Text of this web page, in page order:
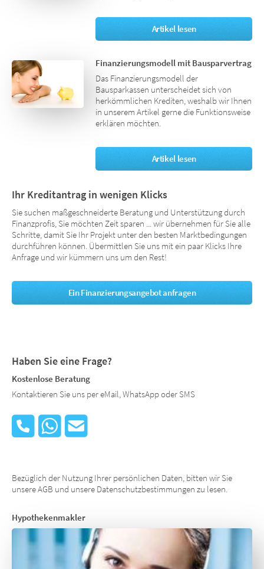
Haben Sie eine Frage?
Kostenlose Beratung
Kontaktieren Sie uns per eMail, WhatsApp oder SMS
Bezüglich der Nutzung Ihrer persönlichen Daten, bitten wir Sie
unsere AGB und unsere Datenschutzbestimmungen zu lesen.
Hypothekenmakler
Artikel lesen
Finanzierungsmodell mit Bausparvertrag
Das Finanzierungsmodell der
Bausparkassen unterscheidet sich von
herkömmlichen Krediten, weshalb wir Ihnen
in unserem Artikel gerne die Funktionsweise
erklären möchten.
Artikel lesen
Ihr Kreditantrag in wenigen Klicks
Sie suchen maßgeschneiderte Beratung und Unterstützung durch
Finanzprofis, Sie möchten Zeit sparen ... wir übernehmen für Sie alle
Schritte, damit Sie Ihr Projekt unter den besten Marktbedingungen
durchführen können. Übermittlen Sie uns mit ein paar Klicks Ihre
Anfrage und wir kümmern uns um den Rest!
Ein Finanzierungsangebot anfragen